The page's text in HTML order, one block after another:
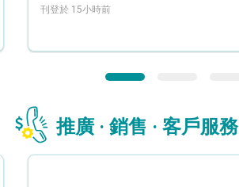
刊登於 15小時前
推廣 · 銷售 · 客戶服務